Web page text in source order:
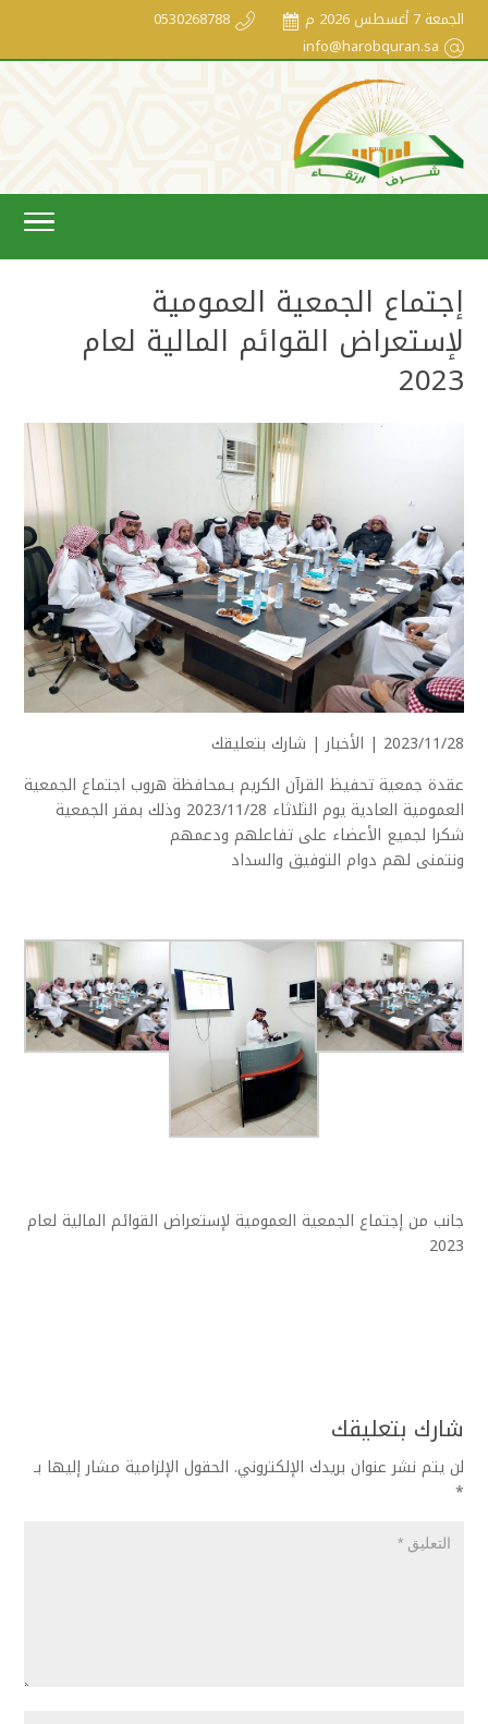
الجمعة 7 أغسطس 2026 م
0530268788
info@harobquran.sa
إجتماع الجمعية العمومية
لإستعراض القوائم المالية لعام
2023
2023/11/28 | الأخبار| شارك بتعليقك
عقدة جمعية تحفيظ القرآن الكريم بـمحافظة هروب اجتماع الجمعية
العمومية العادية يوم الثلاثاء 2023/11/28 وذلك بمقر الجمعية
شكرا لجميع الأعضاء على تفاعلهم ودعمهم
ونتمنى لهم دوام التوفيق والسداد
جانب من إجتماع الجمعية العمومية لإستعراض القوائم المالية لعام
2023
شارك بتعليقك
لن يتم نشر عنوان بريدك الإلكتروني. الحقول الإلزامية مشار إليها بـ
*